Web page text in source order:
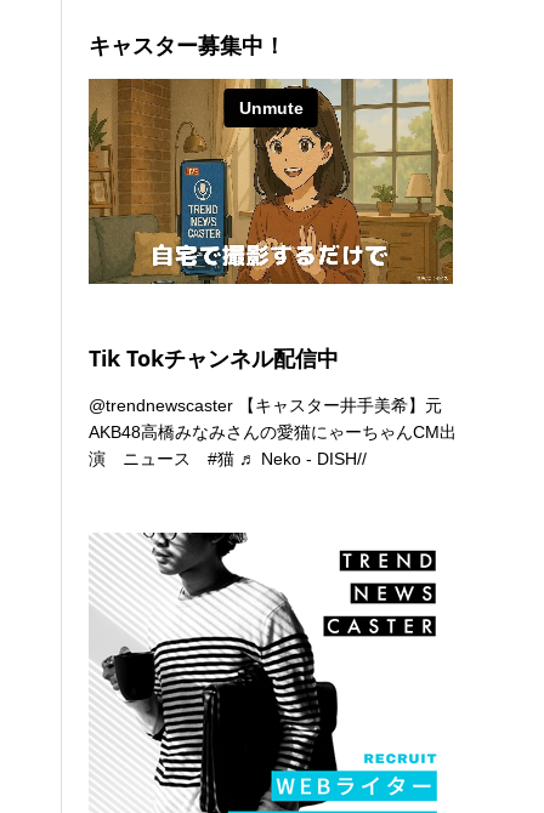
キャスター募集中！
Tik Tokチャンネル配信中
@trendnewscaster 【キャスター井手美希】元
AKB48高橋みなみさんの愛猫にゃーちゃんCM出
演 ニュース#猫 ♬ Neko - DISH//